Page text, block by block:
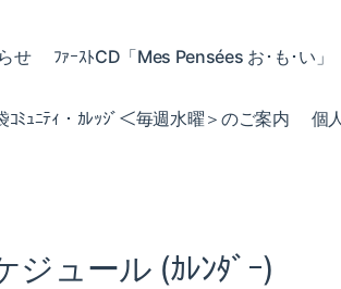
せ ﾌｧｰｽﾄCD「Mes Pensées お･も･い」
ｺﾐｭﾆﾃｨ・ｶﾚｯｼﾞ＜毎週水曜＞のご案内 個
ジュール (ｶﾚﾝﾀﾞｰ)